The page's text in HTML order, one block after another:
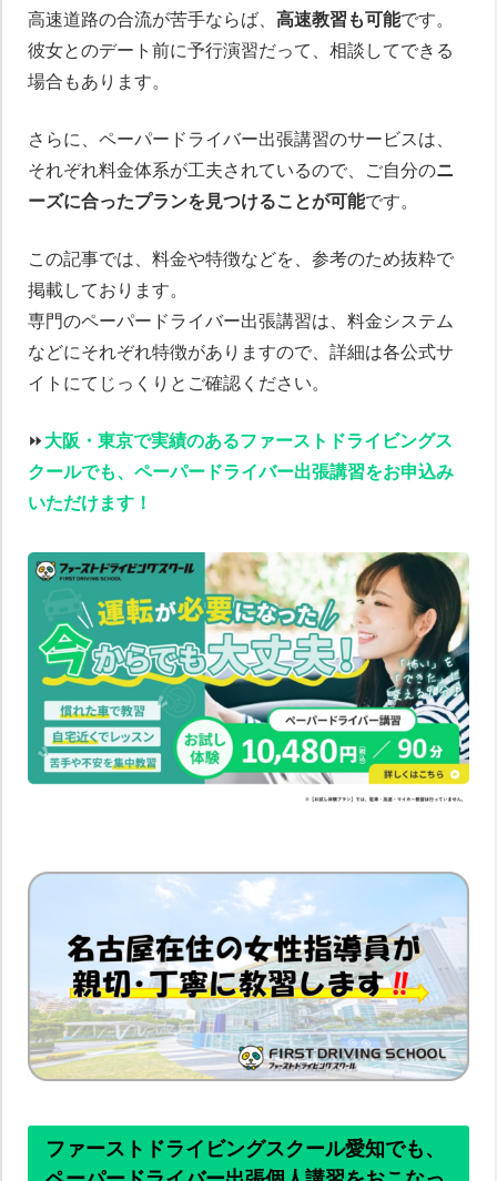
高速道路の合流が苦手ならば、 高速教習も可能です。
彼女とのデート前に予行演習だって、相談してできる
場合もあります。
さらに、ペーパードライバー出張講習のサービスは、
それぞれ料金体系が工夫されているので、ご自分のニ
ーズに合ったプランを見つけることが可能です。
この記事では、料金や特徴などを、参考のため抜粋で
掲載しております。
専門のペーパードライバー出張講習は、料金システム
などにそれぞれ特徴がありますので、詳細は各公式サ
イトにてじっくりとご確認ください。
⏩️大阪・東京で実績のあるファーストドライビングス
クールでも、ペーパードライバー出張講習をお申込み
いただけます！
ファーストドライビングスクール愛知でも、